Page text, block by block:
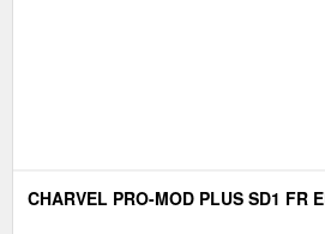
CHARVEL PRO-MOD PLUS SD1 FR